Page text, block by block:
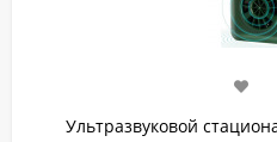
Ультразвуковой